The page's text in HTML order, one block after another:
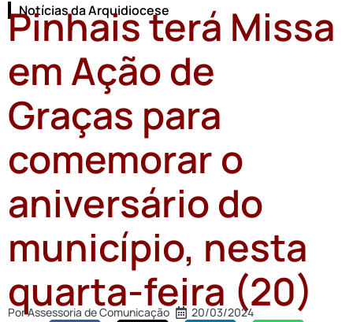
Notícias da Arquidiocese
Pinhais terá Missa
em Ação de
Graças para
comemorar o
aniversário do
município, nesta
quarta-feira (20)
PorAssessoria de Comunicação 20/03/2024